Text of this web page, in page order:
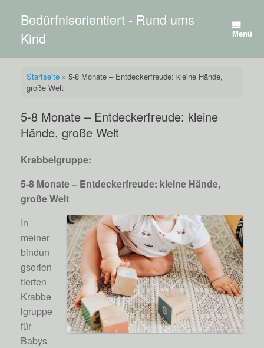
springenBedürfnisorientiert - Rund ums
Kind
Menü
Startseite» 5-8 Monate – Entdeckerfreude: kleine Hände,
große Welt
5-8 Monate – Entdeckerfreude: kleine
Hände, große Welt
Krabbelgruppe:
5-8 Monate – Entdeckerfreude: kleine Hände,
große Welt
In
meiner
bindun
gsorien
tierten
Krabbe
lgruppe
für
Babys